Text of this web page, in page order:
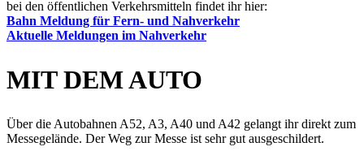
bei den öffentlichen Verkehrsmitteln findet ihr hier:
Bahn Meldung für Fern- und Nahverkehr
Aktuelle Meldungen im Nahverkehr
MIT DEM AUTO
Über die Autobahnen A52, A3, A40 und A42 gelangt ihr direkt zum
Messegelände. Der Weg zur Messe ist sehr gut ausgeschildert.